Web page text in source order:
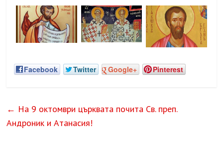
Facebook Twitter Google+ Pinterest
← На 9 октомври църквата почита Св. преп.
Андроник и Атанасия!